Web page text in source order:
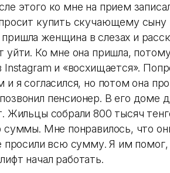
этого ко мне на прием
купить скучающему сыну
женщина в слезах и
уйти. Ко мне она пришла,
Instagram и «восхищается».
и я согласился, но потом она
пенсионер. В его доме
Жильцы собрали 800 тысяч
суммы. Мне понравилось, что
просили всю сумму. Я им помог,
начал работать.